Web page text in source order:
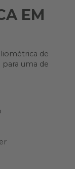
EM
de
uma de